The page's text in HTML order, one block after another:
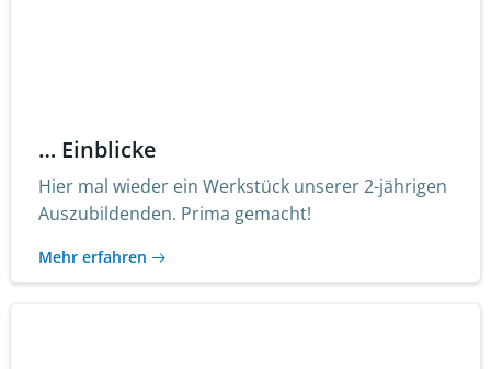
… Einblicke
Hier mal wieder ein Werkstück unserer 2-jährigen
Auszubildenden. Prima gemacht!
Mehr erfahren